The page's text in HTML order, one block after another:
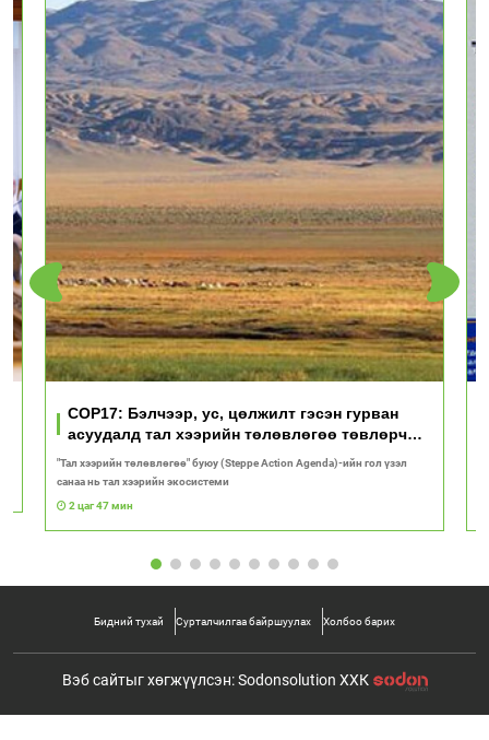
COP17: Бэлчээр, ус, цөлжилт гэсэн гурван
асуудалд тал хээрийн төлөвлөгөө төвлөрч
байна
"Тал хээрийн төлөвлөгөө" буюу (Steppe Action Agenda)-ийн гол үзэл
санаа нь тал хээрийн экосистеми
2 цаг 47 мин
Бидний тухай Сурталчилгаа байршуулах Холбоо барих
Вэб сайтыг хөгжүүлсэн: Sodonsolution ХХК